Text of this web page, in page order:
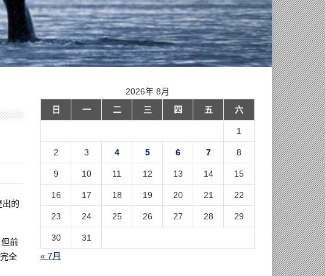
出的
前
全
2026年 8月
日
一 二 三 四 五 六
1
2 3 4 5 6 7 8
9 10 11 12 13 14 15
16 17 18 19 20 21 22
23 24 25 26 27 28 29
30
31
« 7月